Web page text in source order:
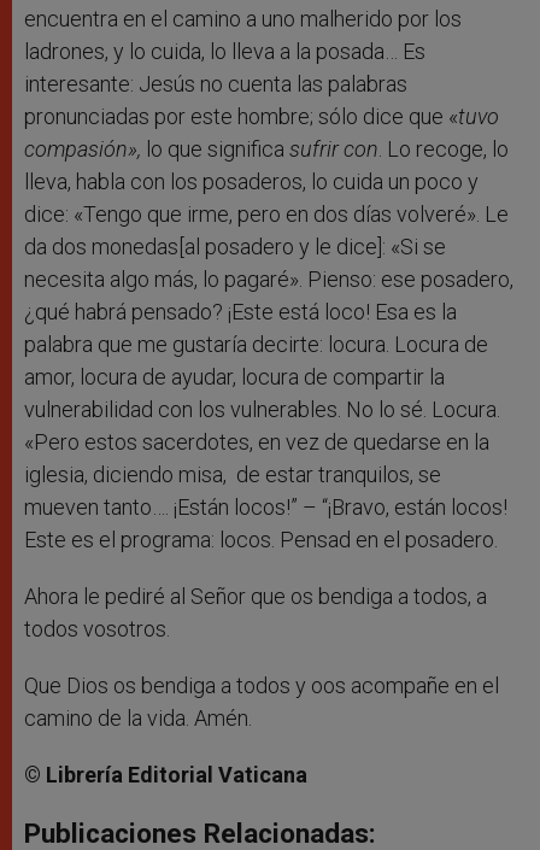
encuentra en el camino a uno malherido por los
ladrones, y lo cuida, lo lleva a la posada… Es
interesante: Jesús no cuenta las palabras
pronunciadas por este hombre; sólo dice que «tuvo
compasión», lo que significa sufrir con . Lo recoge, lo
lleva, habla con los posaderos, lo cuida un poco y
dice: «Tengo que irme, pero en dos días volveré». Le
da dos monedas[al posadero y le dice]: «Si se
necesita algo más, lo pagaré». Pienso: ese posadero,
¿qué habrá pensado? ¡Este está loco! Esa es la
palabra que me gustaría decirte: locura. Locura de
amor, locura de ayudar, locura de compartir la
vulnerabilidad con los vulnerables. No lo sé. Locura.
«Pero estos sacerdotes, en vez de quedarse en la
iglesia, diciendo misa, de estar tranquilos, se
mueven tanto…. ¡Están locos!” – “¡Bravo, están locos!
Este es el programa: locos. Pensad en el posadero.
Ahora le pediré al Señor que os bendiga a todos, a
todos vosotros.
Que Dios os bendiga a todos y oos acompañe en el
camino de la vida. Amén.
© Librería Editorial Vaticana
Publicaciones Relacionadas: